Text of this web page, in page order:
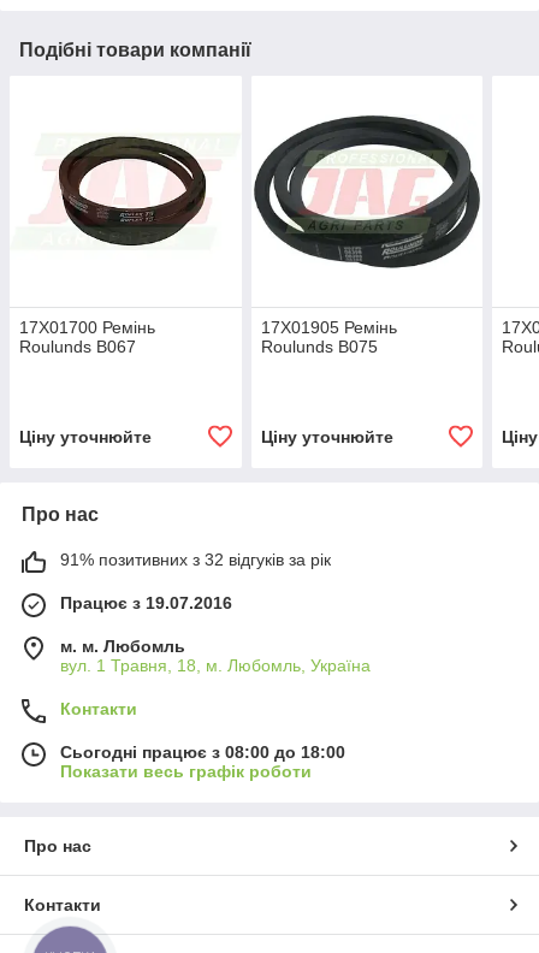
Подібні товари компанії
17X01700 Ремінь
Roulunds B067
Ціну уточнюйте
17X01905 Ремінь
Roulunds B075
Ціну уточнюйте
Про нас
91% позитивних з 32 відгуків за рік
Працює з 19.07.2016
м. м. Любомль
вул. 1 Травня, 18, м. Любомль, Україна
Контакти
Сьогодні працює з 08:00 до 18:00
Показати весь графік роботи
Про нас
Контакти